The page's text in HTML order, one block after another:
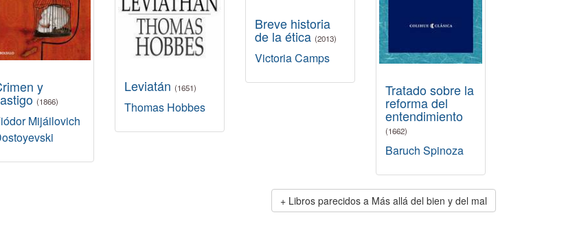
y
(1866)
Mijáilovich
Leviatán (1651)
Thomas Hobbes
Breve historia
de la ética (2013)
Victoria Camps
Tratado sobre la
reforma del
entendimiento
(1662)
Baruch Spinoza
Libros parecidos a Más allá del bien y del mal